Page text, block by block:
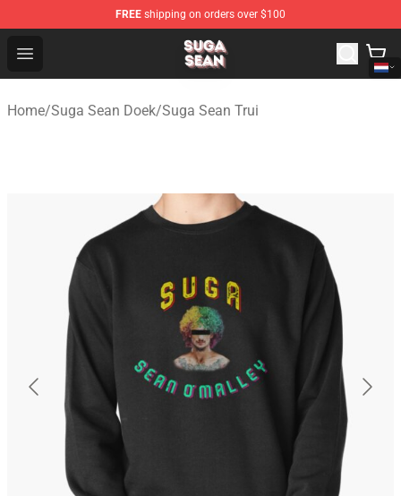
FREE shipping on orders over $100
Open menu
Suga Sean Shop - Official Suga Sean Merchandise Store
Home/Suga Sean Doek/Suga Sean Trui